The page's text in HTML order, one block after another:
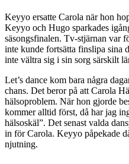
Keyyo ersatte Carola när hon
Keyyo och Hugo sparkades
säsongsfinalen. Tv-stjärnan var
inte kunde fortsätta finslipa sina
inte vältra sig i sin sorg särskilt
Let’s dance kom bara några
chans. Det beror på att Carola
hälsoproblem. När hon gjorde
kommer alltid först, då har jag
hälsoskäl”. Det senast valda
in för Carola. Keyyo påpekade
njutning.